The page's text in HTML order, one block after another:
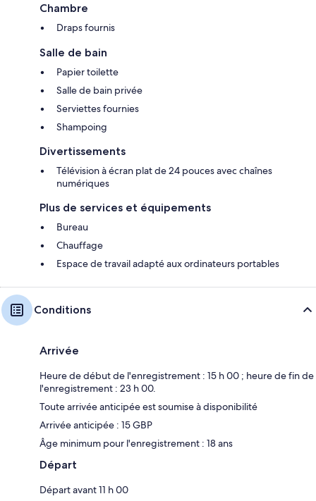
Chambre
Draps fournis
Salle de bain
Papier toilette
Salle de bain privée
Serviettes fournies
Shampoing
Divertissements
Télévision à écran plat de 24 pouces avec chaînes
numériques
Plus de services et équipements
Bureau
Chauffage
Espace de travail adapté aux ordinateurs portables
Conditions
Arrivée
Heure de début de l'enregistrement : 15 h 00 ; heure de fin de
l'enregistrement : 23 h 00.
Toute arrivée anticipée est soumise à disponibilité
Arrivée anticipée : 15 GBP
Âge minimum pour l'enregistrement : 18 ans
Départ
Départ avant 11 h 00